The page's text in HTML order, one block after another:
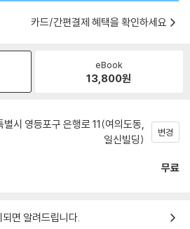
카드/간편결제 혜택을 확인하세요
eBook
13,800원
별시 영등포구 은행로 11(여의도동,
일신빌딩)
변경
무료
면 알려드립니다.